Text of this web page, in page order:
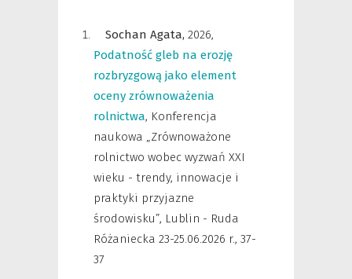
Sochan Agata, 2026,
Podatność gleb na erozję
rozbryzgową jako element
oceny zrównoważenia
rolnictwa, Konferencja
naukowa „Zrównoważone
rolnictwo wobec wyzwań XXI
wieku - trendy, innowacje i
praktyki przyjazne
środowisku”, Lublin - Ruda
Różaniecka 23-25.06.2026 r., 37-
37